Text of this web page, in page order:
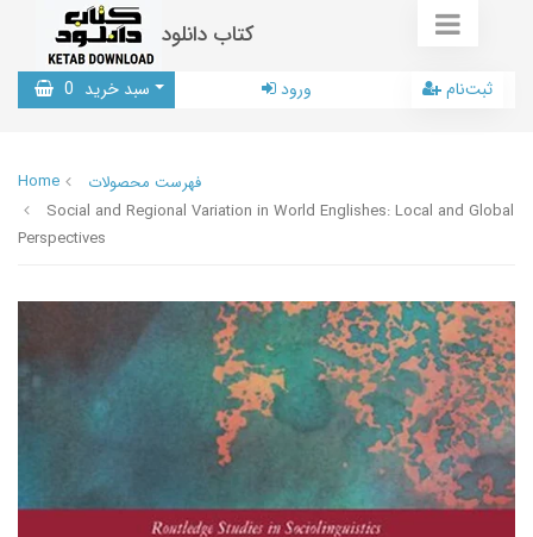
کتاب دانلود
سبد خرید 0 ورود ثبت‌نام
Home
فهرست محصولات
Social and Regional Variation in World Englishes: Local and Global
Perspectives